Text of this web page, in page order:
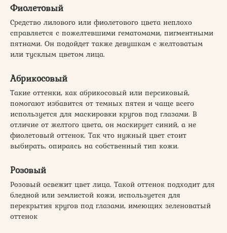
Фиолетовый
Средство лилового или фиолетового цвета неплохо
справляется с пожелтевшими гематомами, пигментными
пятнами. Он подойдет также девушкам с желтоватым
или тусклым цветом лица.
Абрикосовый
Такие оттенки, как абрикосовый или персиковый,
помогают избавится от темных пятен и чаще всего
используется для маскировки кругов под глазами. В
отличие от желтого цвета, он маскирует синий, а не
фиолетовый оттенок. Так что нужный цвет стоит
выбирать, опираясь на собственный тип кожи.
Розовый
Розовый освежит цвет лица. Такой оттенок подходит для
бледной или землистой кожи, используется для
перекрытия кругов под глазами, имеющих зеленоватый
оттенок